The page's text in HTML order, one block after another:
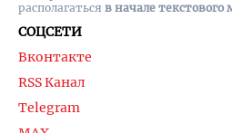
СОЦСЕТИ
Вконтакте
RSS Канал
Telegram
располагаться в начале текстового